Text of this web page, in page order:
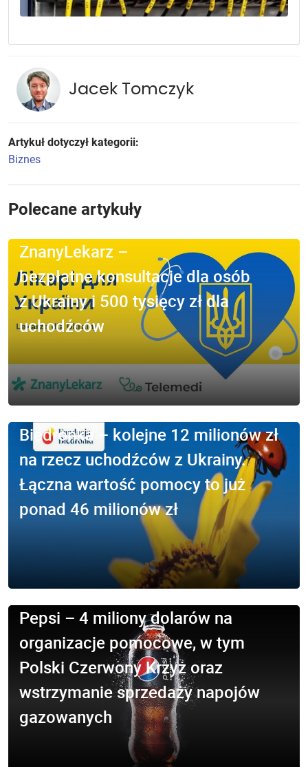
Jacek Tomczyk
Artykuł dotyczył kategorii:
Biznes
Polecane artykuły
ZnanyLekarz –
bezpłatne konsultacje dla osób
z Ukrainy i 500 tysięcy zł dla
uchodźców
Biedronka – kolejne 12 milionów zł
na rzecz uchodźców z Ukrainy.
Łączna wartość pomocy to już
ponad 46 milionów zł
Pepsi – 4 miliony dolarów na
organizacje pomocowe, w tym
Polski Czerwony Krzyż oraz
wstrzymanie sprzedaży napojów
gazowanych